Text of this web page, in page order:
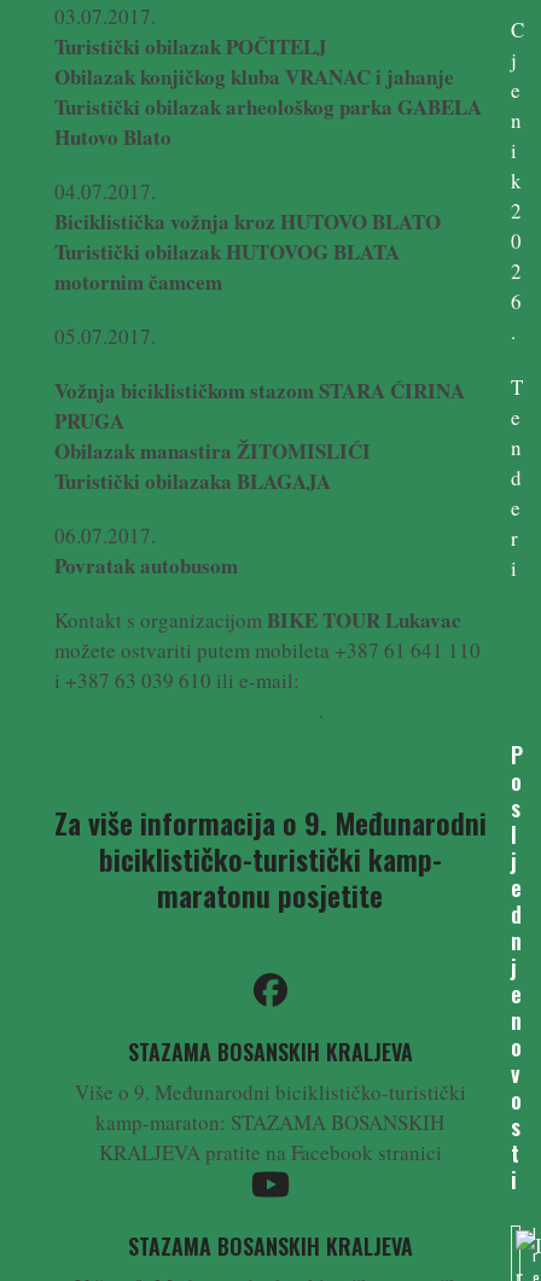
03.07.2017.
Turistički obilazak POČITELJ
Obilazak konjičkog kluba VRANAC i jahanje
Turistički obilazak arheološkog parka GABELA
Hutovo Blato
04.07.2017.
Biciklistička vožnja kroz HUTOVO BLATO
Turistički obilazak HUTOVOG BLATA
motornim čamcem
05.07.2017.
Vožnja biciklističkom stazom STARA ĆIRINA
PRUGA
Obilazak manastira ŽITOMISLIĆI
Turistički obilazaka BLAGAJA
06.07.2017.
Povratak autobusom
Kontakt s organizacijom BIKE TOUR Lukavac
možete ostvariti putem mobileta +387 61 641 110
i +387 63 039 610 ili e-mail:
.
Za više informacija o 9. Međunarodni
biciklističko-turistički kamp-
maratonu posjetite
STAZAMA BOSANSKIH KRALJEVA
Više o 9. Međunarodni biciklističko-turistički
kamp-maraton: STAZAMA BOSANSKIH
KRALJEVA pratite na Facebook stranici
STAZAMA BOSANSKIH KRALJEVA
C
j
e
n
i
k
2
0
2
6
.
T
e
n
d
e
r
i
P
o
s
l
j
e
d
n
j
e
n
o
v
o
s
t
i
I
r
e